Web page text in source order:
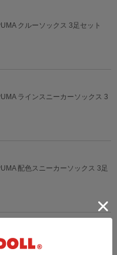
クルーソックス 3足セット
ラインスニーカーソックス 3
配色スニーカーソックス 3足
ラインクルーソックス 3足